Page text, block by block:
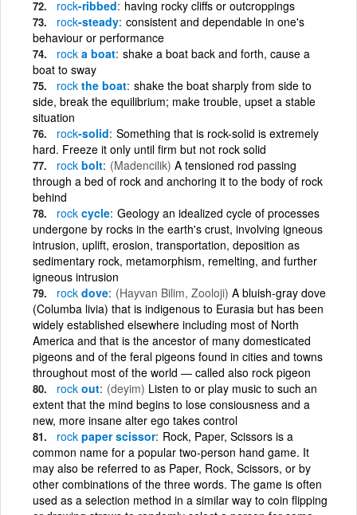
rock-ribbed having rocky cliffs or outcroppings
rock-steady consistent and dependable in one's
behaviour or performance
rock a boat shake a boat back and forth, cause a
boat to sway
rock the boat shake the boat sharply from side to
side, break the equilibrium; make trouble, upset a stable
situation
rock-solid Something that is rock-solid is extremely
hard. Freeze it only until firm but not rock solid
rock bolt (Madencilik) A tensioned rod passing
through a bed of rock and anchoring it to the body of rock
behind
rock cycle Geology an idealized cycle of processes
undergone by rocks in the earth's crust, involving igneous
intrusion, uplift, erosion, transportation, deposition as
sedimentary rock, metamorphism, remelting, and further
igneous intrusion
rock dove (Hayvan Bilim, Zooloji) A bluish-gray dove
(Columba livia) that is indigenous to Eurasia but has been
widely established elsewhere including most of North
America and that is the ancestor of many domesticated
pigeons and of the feral pigeons found in cities and towns
throughout most of the world ― called also rock pigeon
rock out (deyim) Listen to or play music to such an
extent that the mind begins to lose consiousness and a
new, more insane alter ego takes control
rock paper scissor Rock, Paper, Scissors is a
common name for a popular two-person hand game. It
may also be referred to as Paper, Rock, Scissors, or by
other combinations of the three words. The game is often
used as a selection method in a similar way to coin flipping